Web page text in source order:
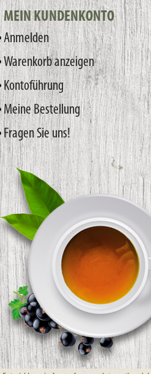
MEIN KUNDENKONTO
Anmelden
Warenkorb anzeigen
Kontoführung
Meine Bestellung
Fragen Sie uns!